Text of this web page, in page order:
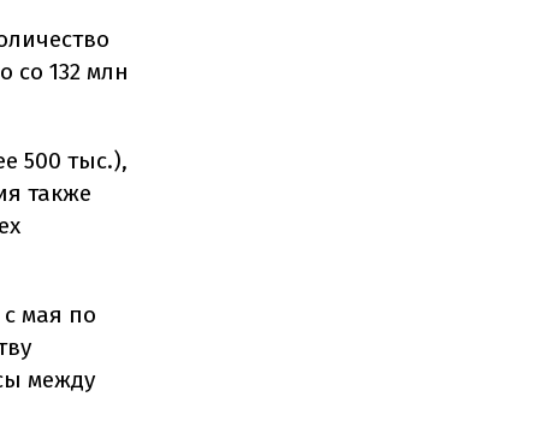
со 132 млн
500 тыс.),
также
мая по
между